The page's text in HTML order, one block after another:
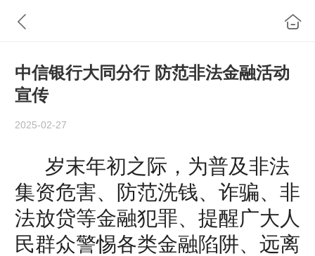
中信银行大同分行 防范非法金融活动
宣传
2025-02-27
岁末年初之际，为普及非法
集资危害、防范洗钱、 诈骗、非
法放贷等金融犯罪、提醒广大人
民群众警惕各类金融陷阱、远离